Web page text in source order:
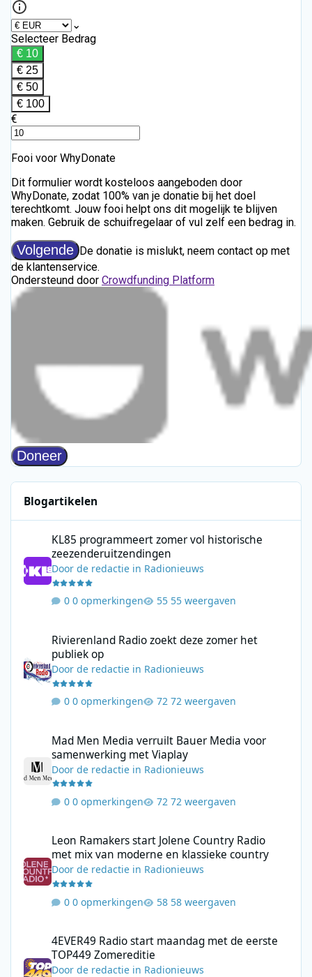
Blogartikelen
KL85 programmeert zomer vol historische
zeezenderuitzendingen
Doorde redactie in Radionieuws
0 opmerkingen 55 weergaven
Rivierenland Radio zoekt deze zomer het
publiek op
Doorde redactie in Radionieuws
0 opmerkingen 72 weergaven
Mad Men Media verruilt Bauer Media voor
samenwerking met Viaplay
Doorde redactie in Radionieuws
0 opmerkingen 72 weergaven
Leon Ramakers start Jolene Country Radio
met mix van moderne en klassieke country
Doorde redactie in Radionieuws
0 opmerkingen 58 weergaven
4EVER49 Radio start maandag met de eerste
TOP449 Zomereditie
Doorde redactie in Radionieuws